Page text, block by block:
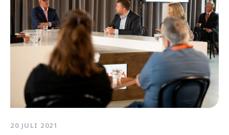
20 JULI 2021